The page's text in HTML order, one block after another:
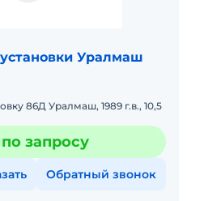
Уралмаш
86Д Уралмаш, 1989 г.в., 10,5
запросу
Обратный звонок